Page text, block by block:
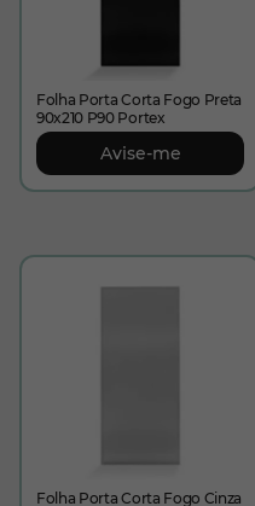
Folha Porta Corta Fogo Preta
90x210 P90 Portex
Avise-me
Folha Porta Corta Fogo Cinza